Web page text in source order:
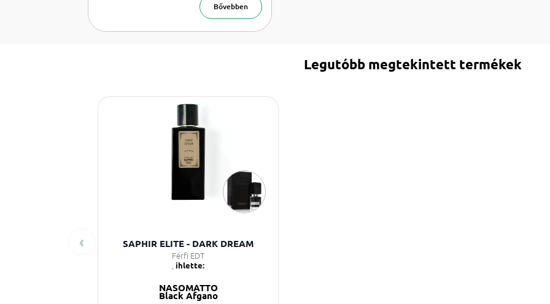
Bővebben
Legutóbb megtekintett termékek
‹ SAPHIR ELITE - DARK DREAM
Férfi EDT
ihlette:
NASOMATTO
Black Afgano